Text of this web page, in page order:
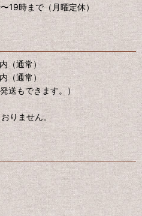
19時まで（月曜定休）
（通常）
（通常）
送もできます。）
りません。